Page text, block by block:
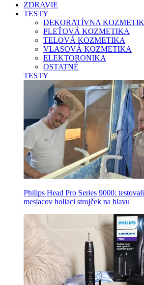
ZDRAVIE
TESTY
DEKORATÍVNA
PLEŤOVÁ KOZMETIKA
TELOVÁ KOZMETIKA
VLASOVÁ KOZMETIKA
ELEKTORONIKA
OSTATNÉ
TESTY
Philips Head Pro Series 9000:
mesiacov holiaci strojček na hlavu